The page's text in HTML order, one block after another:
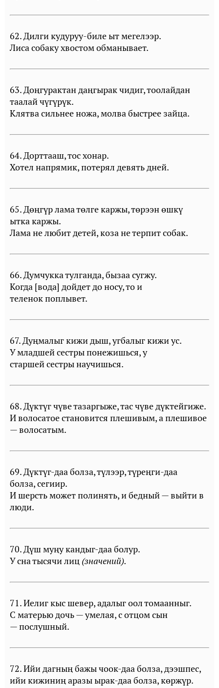
62. Дилги кудуруу-биле ыт мегелээр.
Лиса собаку хвостом обманывает.
63. Доңгурактан даңгырак чидиг, тоолайдан
таалай чүгүрүк.
Клятва сильнее ножа, молва быстрее зайца.
64. Дорттааш, тос хонар.
Хотел напрямик, потерял девять дней.
65. Дөңгүр лама төлге каржы, төрээн өшкү
ытка каржы.
Лама не любит детей, коза не терпит собак.
66. Думчукка тулганда, бызаа сугжу.
Когда [вода] дойдет до носу, то и
теленок поплывет.
67. Дуңмалыг кижи дыш, угбалыг кижи ус.
У младшей сестры понежишься, у
старшей сестры научишься.
68. Дүктүг чүве тазаргыже, тас чүве дүктейгиже.
И волосатое становится плешивым, а плешивое
— волосатым.
69. Дүктүг-даа болза, түлээр, түреңги-даа
болза, сегиир.
И шерсть может полинять, и бедный — выйти в
люди.
70. Дүш муңу кандыг-даа болур.
У сна тысячи лиц (значений).
71. Иелиг кыс шевер, адалыг оол томаанныг.
С матерью дочь — умелая, с отцом сын
— послушный.
72. Ийи дагның бажы чоок-даа болза, дээшпес,
ийи кижиниң аразы ырак-даа болза, көржүр.